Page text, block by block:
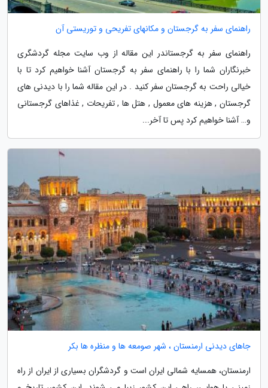
راهنمای سفر به گرجستان و مکانهای تفریحی و توریستی آن
راهنمای سفر به گرجستاندر این مقاله از وب سایت مجله گردشگری
خبرنگاران شما را با راهنمای سفر به گرجستان آشنا خواهیم کرد تا با
خیالی راحت به گرجستان سفر کنید . در این مقاله شما را با دیدنی های
گرجستان , هزینه های معمول , هتل ها , تفریحات , غذاهای گرجستانی
و… آشنا خواهیم کرد پس تا آخر...
جاهای دیدنی ارمنستان ، شهر صومعه ها و منظره ها بکر
ارمنستان، همسایه شمالی ایران است و گردشگران بسیاری از ایران از راه